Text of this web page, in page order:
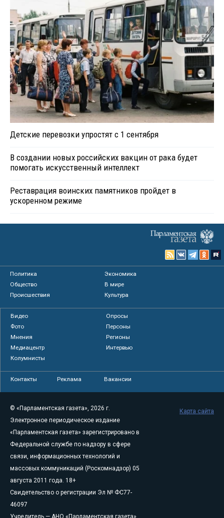
Детские перевозки упростят с 1 сентября
В создании новых российских вакцин от рака будет
помогать искусственный интеллект
Реставрация воинских памятников пройдет в
ускоренном режиме
Политика
Экономика
Общество
В мире
Происшествия
Культура
Видео
Опросы
Фото
Персоны
Мнения
Регионы
Медиацентр
Интервью
Колумнисты
Контакты Реклама Вакансии
© «Парламентская газета», 2026 г.
Электронное периодическое издание
«Парламентская газета» зарегистрировано в
Федеральной службе по надзору в сфере
связи, информационных технологий и
массовых коммуникаций (Роскомнадзор) 05
августа 2011 года. 18+
Свидетельство о регистрации Эл № ФС77-
46097
Учредитель — АНО «Парламентская газета»
Карта сайта